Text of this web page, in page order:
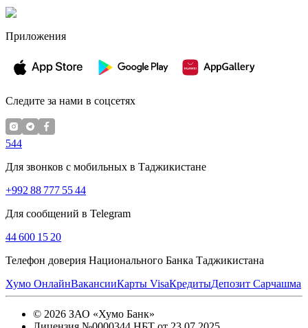
Приложения
Следите за нами в соцсетях
544
Для звонков с мобильных в Таджикистане
+992 88 777 55 44
Для сообщений в Telegram
44 600 15 20
Телефон доверия Национального Банка Таджикистана
Хумо ОнлайнВакансииКарты VisaКредитыДепозит Сарчашма
© 2026 ЗАО «Хумо Банк»